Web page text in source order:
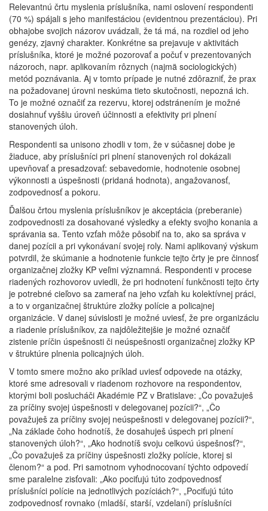
Relevantnú črtu myslenia príslušníka, nami oslovení respondenti
(70 %) spájali s jeho manifestáciou (evidentnou prezentáciou). Pri
obhajobe svojich názorov uvádzali, že tá má, na rozdiel od jeho
genézy, zjavný charakter. Konkrétne sa prejavuje v aktivitách
príslušníka, ktoré je možné pozorovať a počuť v prezentovaných
názoroch, napr. aplikovaním rôznych (najmä sociologických)
metód poznávania. Aj v tomto prípade je nutné zdôrazniť, že prax
na požadovanej úrovni neskúma tieto skutočnosti, nepozná ich.
To je možné označiť za rezervu, ktorej odstránením je možné
dosiahnuť vyššiu úroveň účinnosti a efektivity pri plnení
stanovených úloh.
Respondenti sa unisono zhodli v tom, že v súčasnej dobe je
žiaduce, aby príslušníci pri plnení stanovených rol dokázali
upevňovať a presadzovať: sebavedomie, hodnotenie osobnej
výkonnosti a úspešnosti (pridaná hodnota), angažovanosť,
zodpovednosť a pokoru.
Ďalšou črtou myslenia príslušníkov je akceptácia (preberanie)
zodpovednosti za dosahované výsledky a efekty svojho konania a
správania sa. Tento vzťah môže pôsobiť na to, ako sa správa v
danej pozícii a pri vykonávaní svojej roly. Nami aplikovaný výskum
potvrdil, že skúmanie a hodnotenie funkcie tejto črty je pre činnosť
organizačnej zložky KP veľmi významná. Respondenti v procese
riadených rozhovorov uviedli, že pri hodnotení funkčnosti tejto črty
je potrebné cieľovo sa zamerať na jeho vzťah ku kolektívnej práci,
a to v organizačnej štruktúre zložky polície a policajnej
organizácie. V danej súvislosti je možné uviesť, že pre organizáciu
a riadenie príslušníkov, za najdôležitejšie je možné označiť
zistenie príčin úspešnosti či neúspešnosti organizačnej zložky KP
v štruktúre plnenia policajných úloh.
V tomto smere možno ako príklad uviesť odpovede na otázky,
ktoré sme adresovali v riadenom rozhovore na respondentov,
ktorými boli poslucháči Akadémie PZ v Bratislave: „Čo považuješ
za príčiny svojej úspešnosti v delegovanej pozícii?“, „Čo
považuješ za príčiny svojej neúspešnosti v delegovanej pozícii?“,
„Na základe čoho hodnotíš, že dosahuješ úspech pri plnení
stanovených úloh?“, „Ako hodnotíš svoju celkovú úspešnosť?“,
„Čo považuješ za príčiny úspešnosti zložky polície, ktorej si
členom?“ a pod. Pri samotnom vyhodnocovaní týchto odpovedí
sme paralelne zisťovali: „Ako pociťujú túto zodpovednosť
príslušníci polície na jednotlivých pozíciách?“, „Pociťujú túto
zodpovednosť rovnako (mladší, starší, vzdelaní) príslušníci